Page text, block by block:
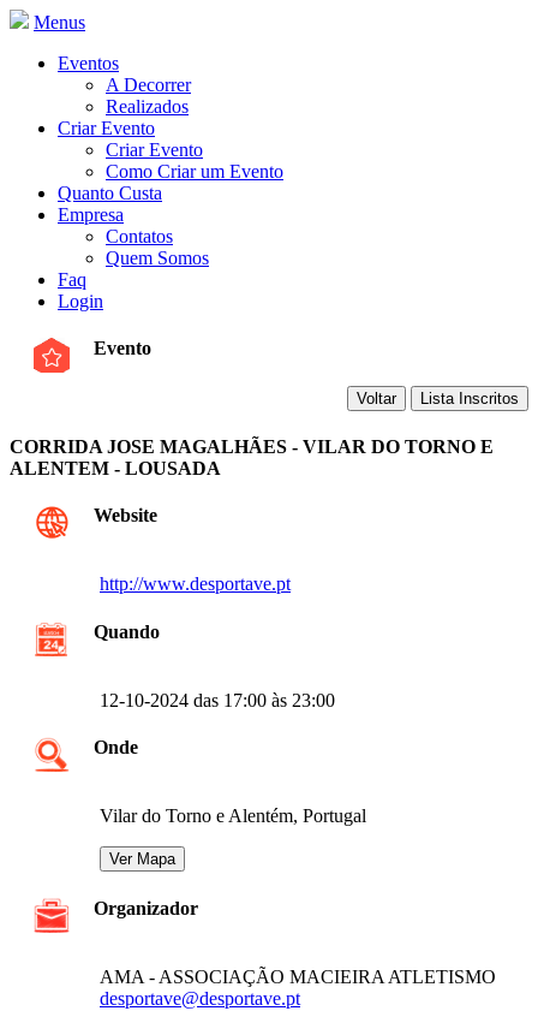
Menus
Eventos
A Decorrer
Realizados
Criar Evento
Criar Evento
Como Criar um Evento
Quanto Custa
Empresa
Contatos
Quem Somos
Faq
Login
Evento
CORRIDA JOSE MAGALHÃES - VILAR DO TORNO E
ALENTEM - LOUSADA
Website
http://www.desportave.pt
Quando
12-10-2024 das 17:00 às 23:00
Onde
Vilar do Torno e Alentém, Portugal
Organizador
AMA - ASSOCIAÇÃO MACIEIRA ATLETISMO
desportave@desportave.pt